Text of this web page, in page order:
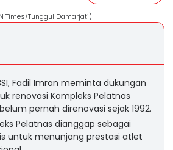
Times/Tunggul Damarjati)
Fadil Imran meminta dukungan
renovasi Kompleks Pelatnas
pernah direnovasi sejak 1992.
Pelatnas dianggap sebagai
untuk menunjang prestasi atlet